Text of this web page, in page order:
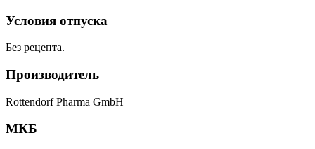
Условия отпуска
Без рецепта.
Производитель
Rottendorf Pharma GmbH
МКБ